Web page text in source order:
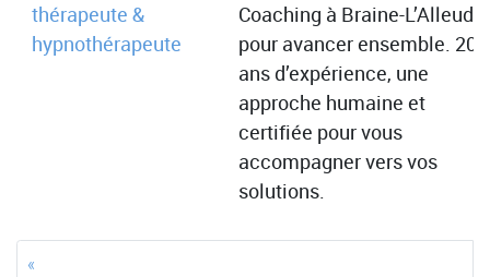
thérapeute &
hypnothérapeute
Coaching à Braine-L’Alleud
pour avancer ensemble. 20
ans d’expérience, une
approche humaine et
certifiée pour vous
accompagner vers vos
solutions.
«